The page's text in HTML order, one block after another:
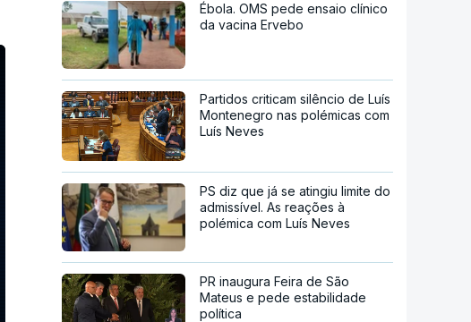
Ébola. OMS pede ensaio clínico
da vacina Ervebo
Partidos criticam silêncio de Luís
Montenegro nas polémicas com
Luís Neves
PS diz que já se atingiu limite do
admissível. As reações à
polémica com Luís Neves
PR inaugura Feira de São
Mateus e pede estabilidade
política